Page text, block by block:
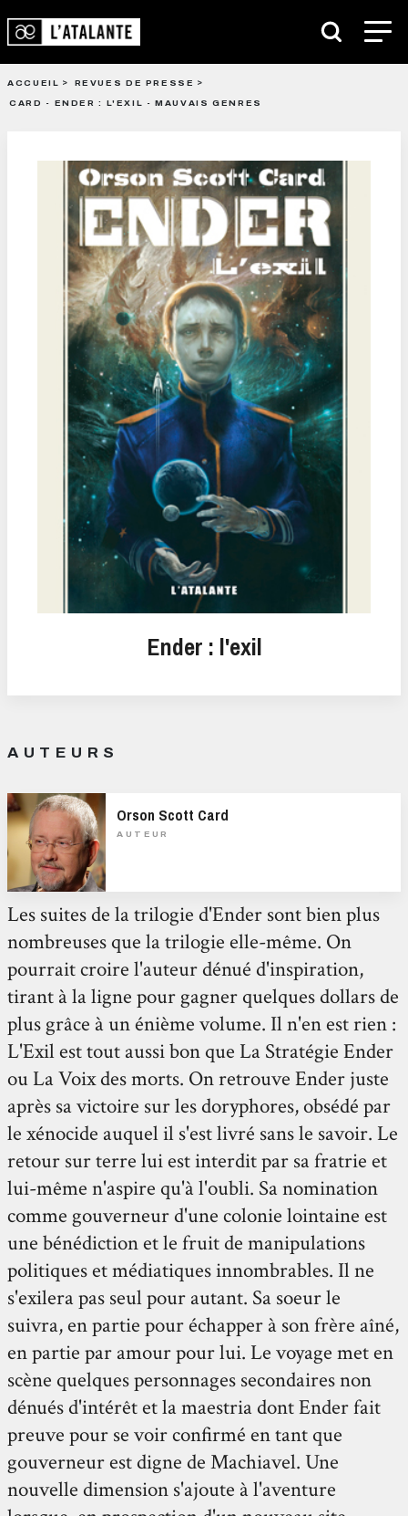
ACCUEIL
REVUES DE PRESSE
CARD - ENDER : L'EXIL - MAUVAIS GENRES
Ender : l'exil
AUTEURS
Orson Scott Card
AUTEUR
Les suites de la trilogie d'Ender sont bien plus
nombreuses que la trilogie elle-même. On
pourrait croire l'auteur dénué d'inspiration,
tirant à la ligne pour gagner quelques dollars de
plus grâce à un énième volume. Il n'en est rien :
L'Exil est tout aussi bon que La Stratégie Ender
ou La Voix des morts. On retrouve Ender juste
après sa victoire sur les doryphores, obsédé par
le xénocide auquel il s'est livré sans le savoir. Le
retour sur terre lui est interdit par sa fratrie et
lui-même n'aspire qu'à l'oubli. Sa nomination
comme gouverneur d'une colonie lointaine est
une bénédiction et le fruit de manipulations
politiques et médiatiques innombrables. Il ne
s'exilera pas seul pour autant. Sa soeur le
suivra, en partie pour échapper à son frère aîné,
en partie par amour pour lui. Le voyage met en
scène quelques personnages secondaires non
dénués d'intérêt et la maestria dont Ender fait
preuve pour se voir confirmé en tant que
gouverneur est digne de Machiavel. Une
nouvelle dimension s'ajoute à l'aventure